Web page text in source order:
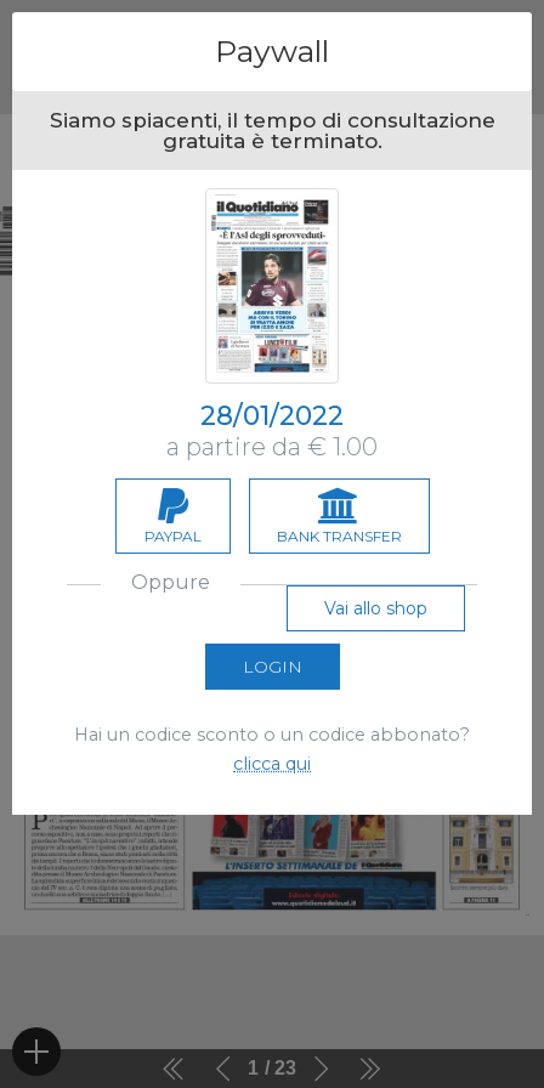
1 23
Paywall
Siamo spiacenti, il tempo di consultazione
gratuita è terminato.
28/01/2022
a partire da € 1.00
PAYPAL BANK TRANSFER
Oppure
Vai allo shop
LOGIN
Hai un codice sconto o un codice abbonato?
clicca qui